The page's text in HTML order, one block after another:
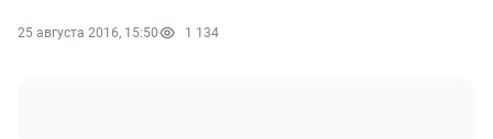
25 августа 2016, 15:50 1 134